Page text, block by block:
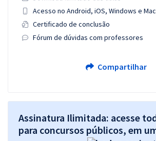
Acesso no Android, iOS, Windows e Mac
Certificado de conclusão
Fórum de dúvidas com professores
Compartilhar
Assinatura Ilimitada: acesse
para concursos públicos, em